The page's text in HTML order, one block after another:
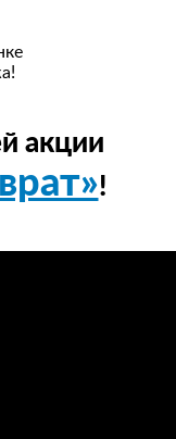
акции
!